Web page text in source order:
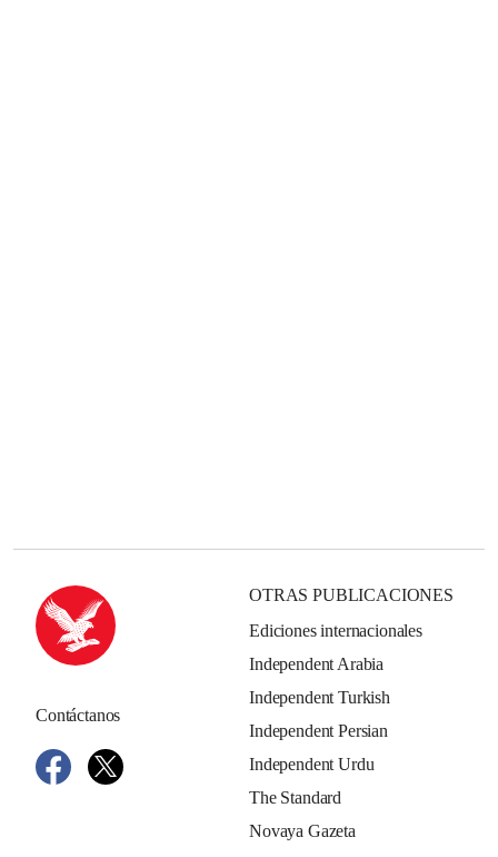
Contáctanos
OTRAS PUBLICACIONES
Ediciones internacionales
Independent Arabia
Independent Turkish
Independent Persian
Independent Urdu
The Standard
Novaya Gazeta